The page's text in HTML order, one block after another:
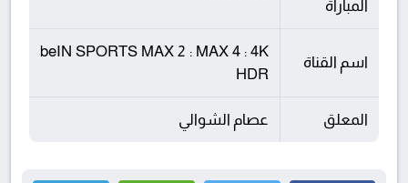
المباراة
اسم القناة
beIN SPORTS MAX 2 : MAX 4 : 4K
HDR
المعلق عصام الشوالي